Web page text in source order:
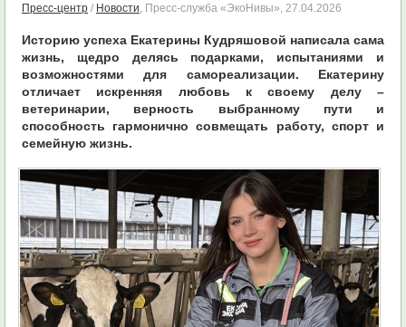
Пресс-центр / Новости, Пресс-служба «ЭкоНивы», 27.04.2026
Историю успеха Екатерины Кудряшовой написала сама
жизнь, щедро делясь подарками, испытаниями и
возможностями для самореализации. Екатерину
отличает искренняя любовь к своему делу –
ветеринарии, верность выбранному пути и
способность гармонично совмещать работу, спорт и
семейную жизнь.